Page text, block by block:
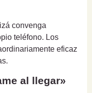
convenga
teléfono. Los
eficaz
al llegar»